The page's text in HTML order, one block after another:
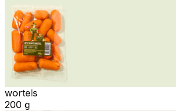
wortels
200 g